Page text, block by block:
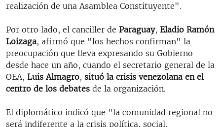
realización de una Asamblea Constituyente".
Por otro lado, el canciller de Paraguay, Eladio Ramón
Loizaga, afirmó que "los hechos confirman" la
preocupación que lleva expresando su Gobierno
desde hace un año, cuando el secretario general de la
OEA, Luis Almagro, situó la crisis venezolana en el
centro de los debates de la organización.
El diplomático indicó que "la comunidad regional no
será indiferente a la crisis política, social,